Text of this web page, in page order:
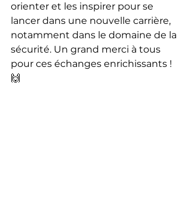
orienter et les inspirer pour se
lancer dans une nouvelle carrière,
notamment dans le domaine de la
sécurité. Un grand merci à tous
pour ces échanges enrichissants !
🙌